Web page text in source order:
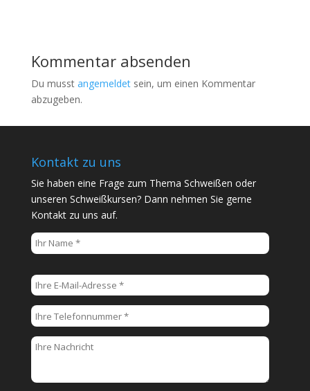
Kommentar absenden
Du musst angemeldetsein, um einen Kommentar
abzugeben.
Kontakt zu uns
Sie haben eine Frage zum Thema Schweißen oder
unseren Schweißkursen? Dann nehmen Sie gerne
Kontakt zu uns auf.
B
i
t
t
e
s